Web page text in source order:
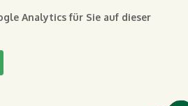
Analytics für Sie auf dieser